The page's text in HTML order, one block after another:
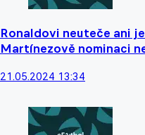
Ronaldovi neuteče ani
Martínezově nominaci
21.05.2024 13:34